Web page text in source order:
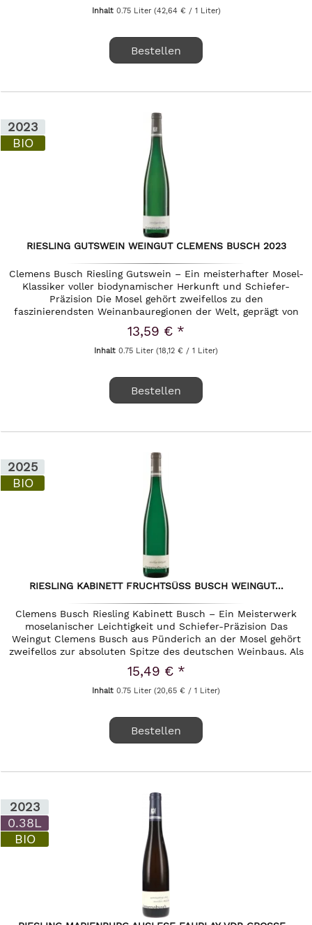
Inhalt 0.75 Liter (42,64 € / 1 Liter)
Bestellen
2023
BIO
RIESLING GUTSWEIN WEINGUT CLEMENS BUSCH 2023
Clemens Busch Riesling Gutswein – Ein meisterhafter Mosel-
Klassiker voller biodynamischer Herkunft und Schiefer-
Präzision Die Mosel gehört zweifellos zu den
faszinierendsten Weinanbauregionen der Welt, geprägt von
extremen Steillagen und...
13,59 € *
Inhalt0.75 Liter(18,12 € / 1 Liter)
Bestellen
2025
BIO
RIESLING KABINETT FRUCHTSÜSS BUSCH WEINGUT...
Clemens Busch Riesling Kabinett Busch – Ein Meisterwerk
moselanischer Leichtigkeit und Schiefer-Präzision Das
Weingut Clemens Busch aus Pünderich an der Mosel gehört
zweifellos zur absoluten Spitze des deutschen Weinbaus. Als
15,49 € *
Inhalt0.75 Liter(20,65 € / 1 Liter)
Bestellen
2023
0.38L
BIO